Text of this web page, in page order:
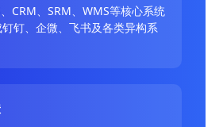
CRM、SRM、WMS等核心系统
钉、企微、飞书及各类异构系